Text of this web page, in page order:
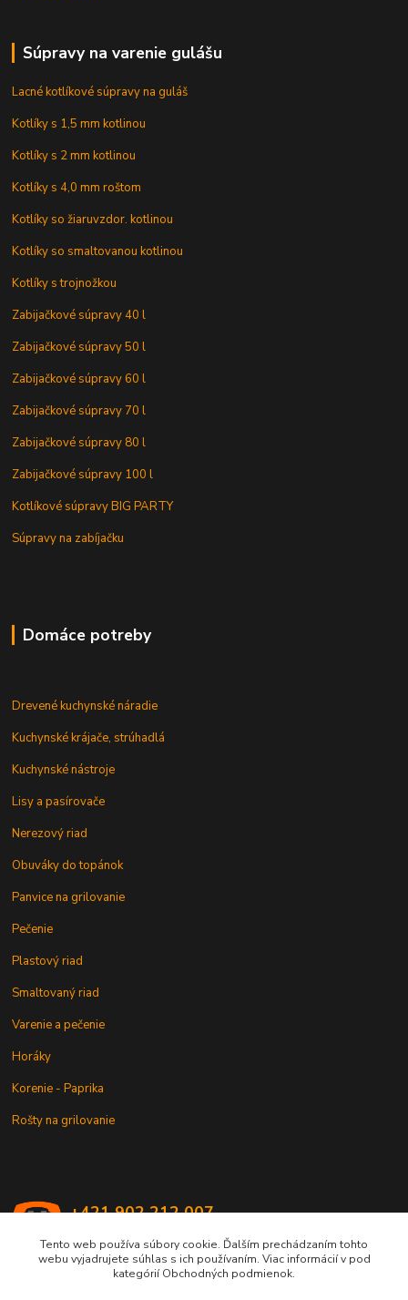
Súpravy na varenie gulášu
Lacné kotlíkové súpravy na guláš
Kotlíky s 1,5 mm kotlinou
Kotlíky s 2 mm kotlinou
Kotlíky s 4,0 mm roštom
Kotlíky so žiaruvzdor. kotlinou
Kotlíky so smaltovanou kotlinou
Kotlíky s trojnožkou
Zabijačkové súpravy 40 l
Zabijačkové súpravy 50 l
Zabijačkové súpravy 60 l
Zabijačkové súpravy 70 l
Zabijačkové súpravy 80 l
Zabijačkové súpravy 100 l
Kotlíkové súpravy BIG PARTY
Súpravy na zabíjačku
Domáce potreby
Drevené kuchynské náradie
Kuchynské krájače, strúhadlá
Kuchynské nástroje
Lisy a pasírovače
Nerezový riad
Obuváky do topánok
Panvice na grilovanie
Pečenie
Plastový riad
Smaltovaný riad
Varenie a pečenie
Horáky
Korenie - Paprika
Rošty na grilovanie
+421 902 212 007
Tento web používa súbory cookie. Ďalším prechádzaním tohto
webu vyjadrujete súhlas s ich používaním. Viac informácií v pod
kategórií Obchodných podmienok.